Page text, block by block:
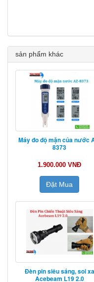
sản phẩm khác
Máy đo độ mặn của nước
8373
1.900.000 VNĐ
Đặt Mua
Đèn pin siêu sáng, soi xa
Acebeam L19 2.0